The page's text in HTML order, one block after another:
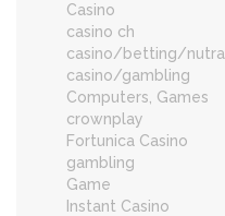
Casino
casino ch
casino/betting/nutra
casino/gambling
Computers, Games
crownplay
Fortunica Casino
gambling
Game
Instant Casino